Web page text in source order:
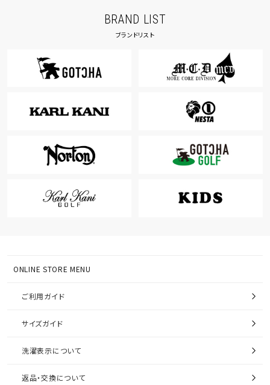
BRAND LIST
ブランドリスト
ONLINE STORE MENU
ご利用ガイド
サイズガイド
洗濯表示について
返品・交換について